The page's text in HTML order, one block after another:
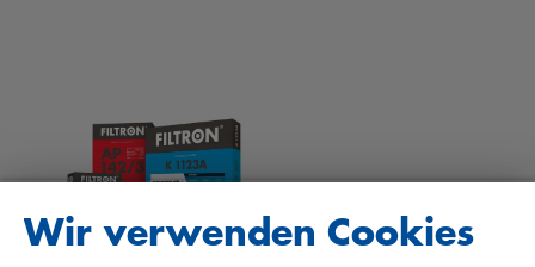
PROTECT+
FAQ
Wir verwenden Cookies